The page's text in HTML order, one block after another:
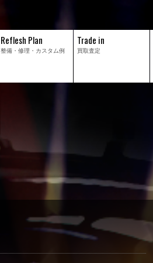
Reflesh Plan
整備・修理・ カスタム例
Trade in
買取査定